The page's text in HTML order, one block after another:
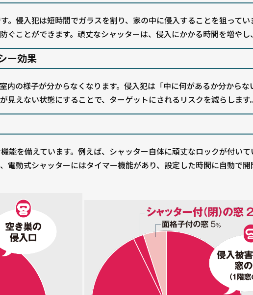
。侵入犯は短時間でガラスを割り、家の中に侵入することを狙って
ぐことができます。頑丈なシャッターは、侵入にかかる時間を増やし
ー効果
内の様子が分からなくなります。侵入犯は「中に何があるか分から
見えない状態にすることで、ターゲットにされるリスクを減らします。
能を備えています。例えば、シャッター自体に頑丈なロックが付い
電動式シャッターにはタイマー機能があり、設定した時間に自動で